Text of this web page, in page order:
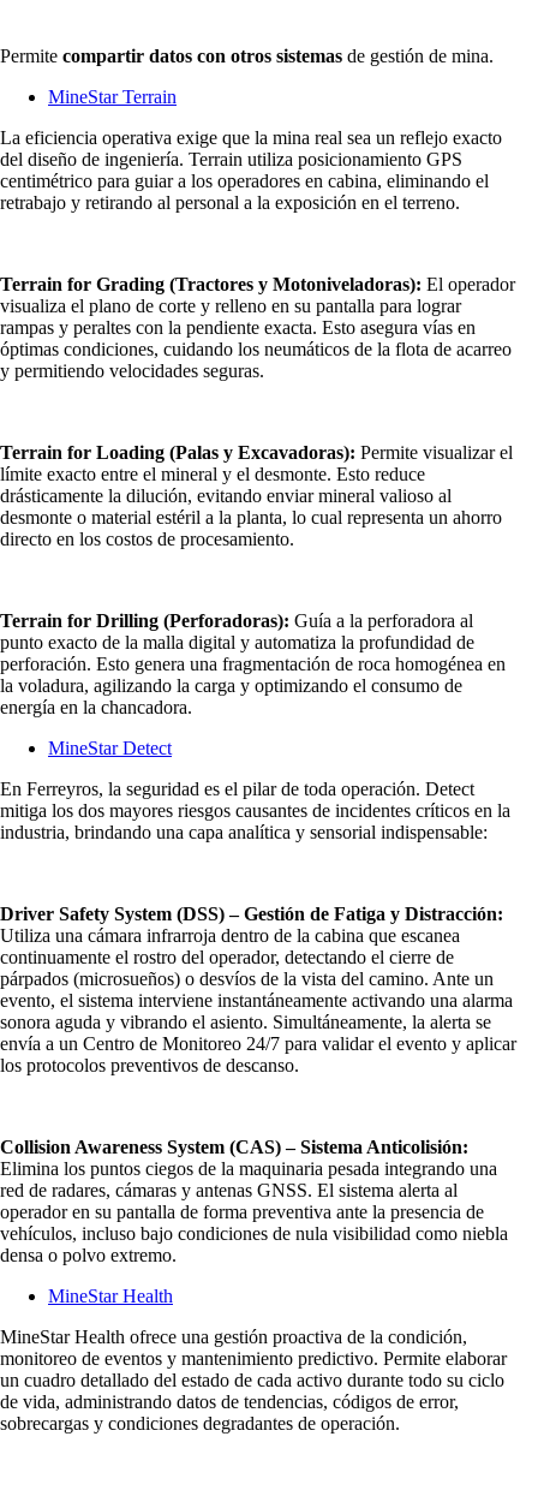
Permite compartir datos con otros sistemas de gestión de mina.
MineStar Terrain
La eficiencia operativa exige que la mina real sea un reflejo exacto
del diseño de ingeniería. Terrain utiliza posicionamiento GPS
centimétrico para guiar a los operadores en cabina, eliminando el
retrabajo y retirando al personal a la exposición en el terreno.
Terrain for Grading (Tractores y Motoniveladoras): El operador
visualiza el plano de corte y relleno en su pantalla para lograr
rampas y peraltes con la pendiente exacta. Esto asegura vías en
óptimas condiciones, cuidando los neumáticos de la flota de acarreo
y permitiendo velocidades seguras.
Terrain for Loading (Palas y Excavadoras): Permite visualizar el
límite exacto entre el mineral y el desmonte. Esto reduce
drásticamente la dilución, evitando enviar mineral valioso al
desmonte o material estéril a la planta, lo cual representa un ahorro
directo en los costos de procesamiento.
Terrain for Drilling (Perforadoras): Guía a la perforadora al
punto exacto de la malla digital y automatiza la profundidad de
perforación. Esto genera una fragmentación de roca homogénea en
la voladura, agilizando la carga y optimizando el consumo de
energía en la chancadora.
MineStar Detect
En Ferreyros, la seguridad es el pilar de toda operación. Detect
mitiga los dos mayores riesgos causantes de incidentes críticos en la
industria, brindando una capa analítica y sensorial indispensable:
Driver Safety System (DSS) – Gestión de Fatiga y Distracción:
Utiliza una cámara infrarroja dentro de la cabina que escanea
continuamente el rostro del operador, detectando el cierre de
párpados (microsueños) o desvíos de la vista del camino. Ante un
evento, el sistema interviene instantáneamente activando una alarma
sonora aguda y vibrando el asiento. Simultáneamente, la alerta se
envía a un Centro de Monitoreo 24/7 para validar el evento y aplicar
los protocolos preventivos de descanso.
Collision Awareness System (CAS) – Sistema Anticolisión:
Elimina los puntos ciegos de la maquinaria pesada integrando una
red de radares, cámaras y antenas GNSS. El sistema alerta al
operador en su pantalla de forma preventiva ante la presencia de
vehículos, incluso bajo condiciones de nula visibilidad como niebla
densa o polvo extremo.
MineStar Health
MineStar Health ofrece una gestión proactiva de la condición,
monitoreo de eventos y mantenimiento predictivo. Permite elaborar
un cuadro detallado del estado de cada activo durante todo su ciclo
de vida, administrando datos de tendencias, códigos de error,
sobrecargas y condiciones degradantes de operación.